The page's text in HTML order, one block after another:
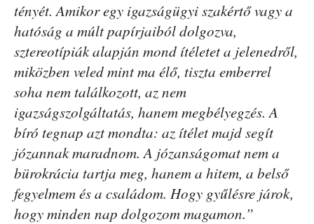
tényét. Amikor egy igazságügyi szakértő vagy a
hatóság a múlt papírjaiból dolgozva,
sztereotípiák alapján mond ítéletet a jelenedről,
miközben veled mint ma élő, tiszta emberrel
soha nem találkozott, az nem
igazságszolgáltatás, hanem megbélyegzés. A
bíró tegnap azt mondta: az ítélet majd segít
józannak maradnom. A józanságomat nem a
bürokrácia tartja meg, hanem a hitem, a belső
fegyelmem és a családom. Hogy gyűlésre járok,
hogy minden nap dolgozom magamon.”